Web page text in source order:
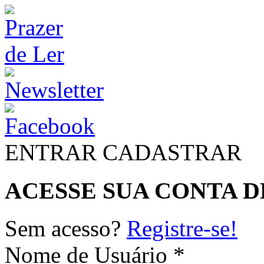
ENTRAR CADASTRAR
ACESSE SUA CONTA
Sem acesso? Registre-se!
Nome de Usuário *